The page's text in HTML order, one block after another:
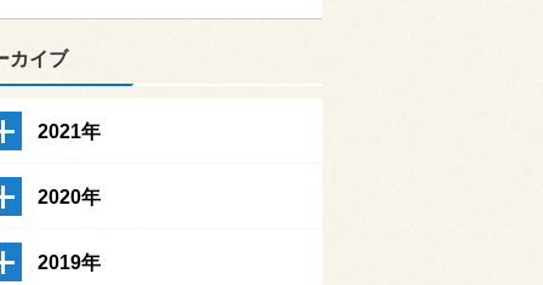
カイブ
2021年
2020年
2019年